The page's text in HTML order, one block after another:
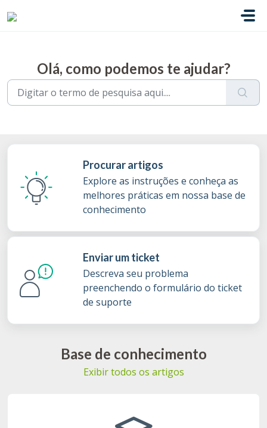
Olá, como podemos te ajudar?
Procurar artigos
Explore as instruções e conheça as
melhores práticas em nossa base de
conhecimento
Enviar um ticket
Descreva seu problema
preenchendo o formulário do ticket
de suporte
Base de conhecimento
Exibir todos os artigos